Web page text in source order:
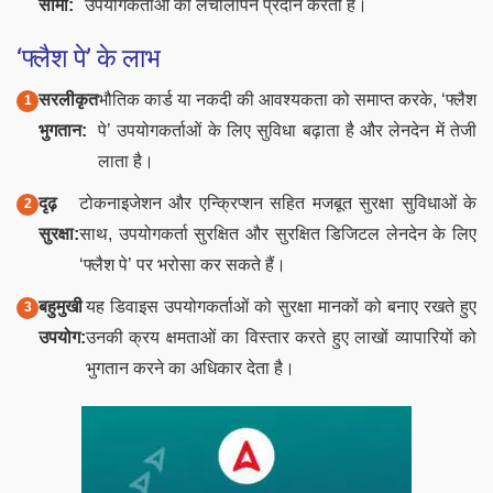
सीमा: उपयोगकर्ताओं को लचीलापन प्रदान करती है।
‘फ्लैश पे’ के लाभ
सरलीकृत
भुगतान:
भौतिक कार्ड या नकदी की आवश्यकता को समाप्त करके, ‘फ्लैश
पे’ उपयोगकर्ताओं के लिए सुविधा बढ़ाता है और लेनदेन में तेजी
लाता है।
दृढ़
सुरक्षा:
टोकनाइजेशन और एन्क्रिप्शन सहित मजबूत सुरक्षा सुविधाओं के
साथ, उपयोगकर्ता सुरक्षित और सुरक्षित डिजिटल लेनदेन के लिए
‘फ्लैश पे’ पर भरोसा कर सकते हैं।
बहुमुखी
उपयोग:
यह डिवाइस उपयोगकर्ताओं को सुरक्षा मानकों को बनाए रखते हुए
उनकी क्रय क्षमताओं का विस्तार करते हुए लाखों व्यापारियों को
भुगतान करने का अधिकार देता है।